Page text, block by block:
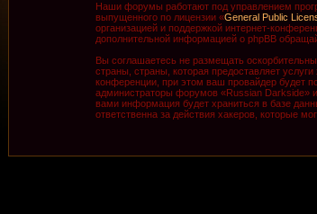
Наши форумы работают под управлением
выпущенного по лицензии «General Public
организацией и поддержкой интернет-
дополнительной информацией о phpBB
Вы соглашаетесь не размещать
страны, страны, которая предоставляет
конференции, при этом ваш провайдер будет
администраторы форумов «Russian Darkside»
вами информация будет храниться в базе
ответственна за действия хакеров, которые